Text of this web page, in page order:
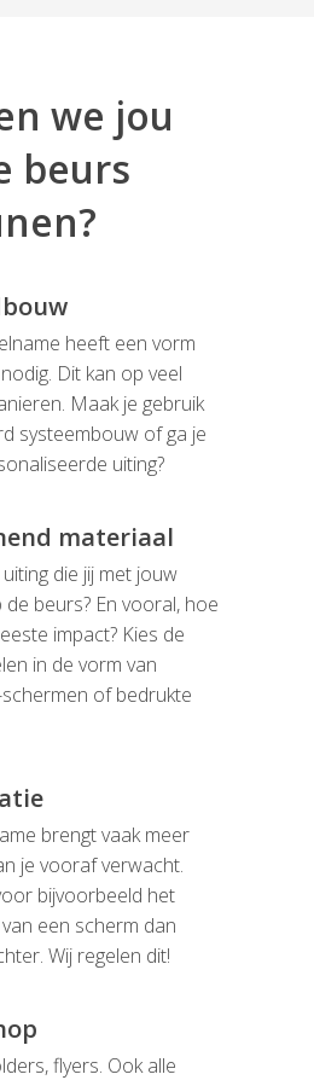
we jou
beurs
heeft een vorm
Dit kan op veel
Maak je gebruik
systeembouw of ga je
uiting?
materiaal
die jij met jouw
beurs? En vooral, hoe
impact? Kies de
in de vorm van
of bedrukte
brengt vaak meer
je vooraf verwacht.
bijvoorbeeld het
een scherm dan
Wij regelen dit!
flyers. Ook alle